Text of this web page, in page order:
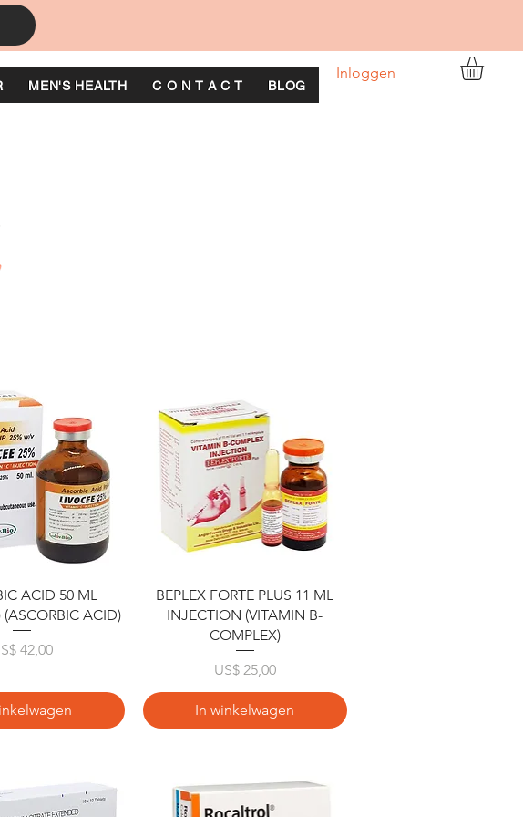
Inloggen
MEN'S HEALTH C O N T A C T BLOG
overzicht
ACID 50 ML
(ASCORBIC ACID)
42,00
Snel overzicht
BEPLEX FORTE PLUS 11 ML
INJECTION (VITAMIN B-
COMPLEX)
Prijs
US$ 25,00
In winkelwagen